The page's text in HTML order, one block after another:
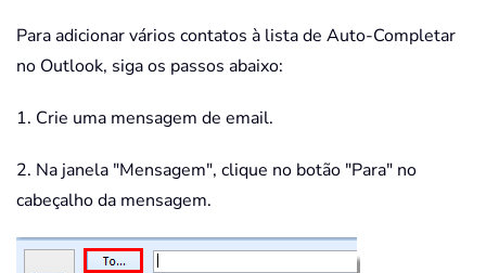
Para adicionar vários contatos à lista de Auto-Completar
no Outlook, siga os passos abaixo:
1. Crie uma mensagem de email.
2. Na janela "Mensagem", clique no botão "Para" no
cabeçalho da mensagem.